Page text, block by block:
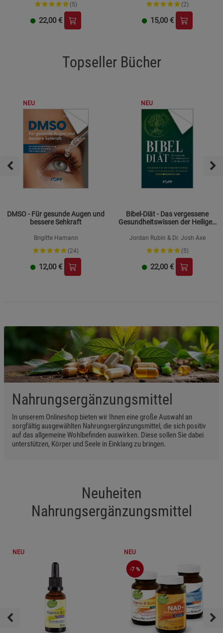
(5)
22,00 €
(2)
15,00 €
Topseller Bücher
NEU
DMSO - Für gesunde Augen und
bessere Sehkraft
Brigitte Hamann
(24)
12,00 €
NEU
Bibel-Diät - Das vergessene
Gesundheitswissen der Heiligen
Jordan Rubin & Dr. Josh Axe
(5)
22,00 €
Nahrungsergänzungsmittel
In unserem Onlineshop bieten wir Ihnen eine große Auswahl an
sorgfältig ausgewählten Nahrungsergänzungsmittel, die sich positiv
auf das allgemeine Wohlbefinden auswirken. Diese sollen Sie dabei
unterstützen, Körper und Seele in Einklang zu bringen.
Neuheiten
Nahrungsergänzungsmittel
NEU NEU
-7 %